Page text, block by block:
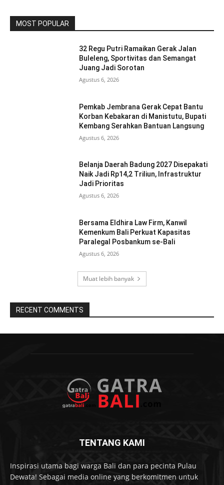
MOST POPULAR
32 Regu Putri Ramaikan Gerak Jalan
Buleleng, Sportivitas dan Semangat
Juang Jadi Sorotan
Agustus 6, 2026
Pemkab Jembrana Gerak Cepat Bantu
Korban Kebakaran di Manistutu, Bupati
Kembang Serahkan Bantuan Langsung
Agustus 6, 2026
Belanja Daerah Badung 2027 Disepakati
Naik Jadi Rp14,2 Triliun, Infrastruktur
Jadi Prioritas
Agustus 6, 2026
Bersama Eldhira Law Firm, Kanwil
Kemenkum Bali Perkuat Kapasitas
Paralegal Posbankum se-Bali
Agustus 6, 2026
Muat lebih banyak
RECENT COMMENTS
TENTANG KAMI
Inspirasi utama bagi warga Bali dan para pecinta Pulau
Dewata! Sebagai media online yang berkomitmen untuk